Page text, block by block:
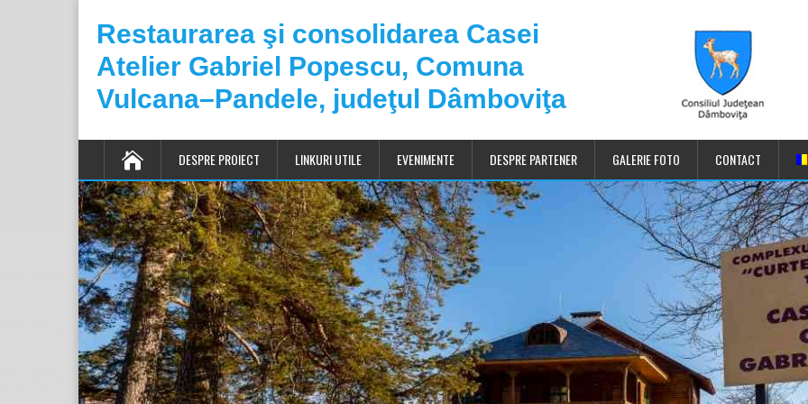
Restaurarea şi consolidarea Casei
Atelier Gabriel Popescu, Comuna
Vulcana–Pandele, judeţul Dâmboviţa
DESPRE PROIECT LINKURI UTILE EVENIMENTE DESPRE PARTENER GALERIE FOTO CONTACT